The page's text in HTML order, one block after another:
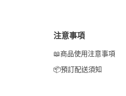
注意事項
📖商品使用注意事項
📦預訂配送須知